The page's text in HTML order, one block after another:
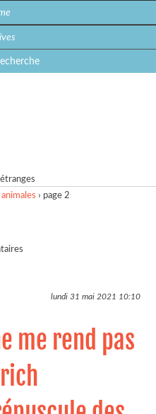
› page 2
lundi 31 mai 2021 10:10
me rend pas